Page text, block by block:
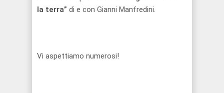
la terra” di e con Gianni Manfredini.
Vi aspettiamo numerosi!